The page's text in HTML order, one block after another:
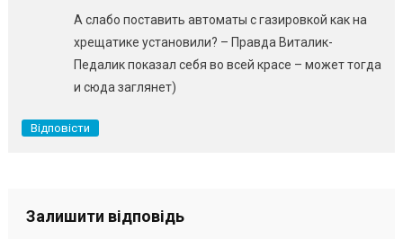
А слабо поставить автоматы с газировкой как на
хрещатике установили? – Правда Виталик-
Педалик показал себя во всей красе – может тогда
и сюда заглянет)
Відповісти
Залишити відповідь